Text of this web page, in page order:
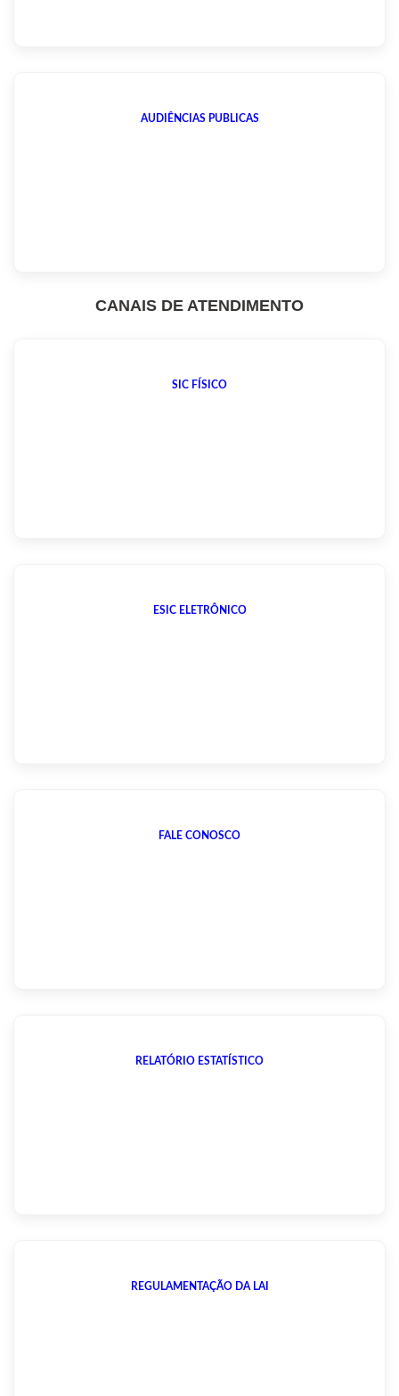
AUDIÊNCIAS PUBLICAS
CANAIS DE ATENDIMENTO
SIC FÍSICO
ESIC ELETRÔNICO
FALE CONOSCO
RELATÓRIO ESTATÍSTICO
REGULAMENTAÇÃO DA LAI